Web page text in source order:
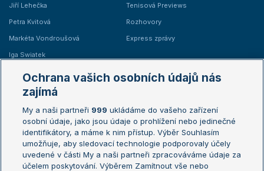
Jiří Lehečka
Petra Kvitová
Markéta Vondroušová
Iga Swiatek
Tenisová Previews
Rozhovory
Express zprávy
Žebříčky
Žebříček ATP (muži)
Žebříček WTA (ženy)
Sázkařský žebříček
Australian Open
French Open
Wimbledon
US Open
Ochrana vašich osobních údajů nás
zajímá
My a naši partneři 999 ukládáme do vašeho zařízení
osobní údaje, jako jsou údaje o prohlížení nebo jedinečné
identifikátory, a máme k nim přístup. Výběr Souhlasím
umožňuje, aby sledovací technologie podporovaly účely
uvedené v části My a naši partneři zpracováváme údaje za
účelem poskytování. Výběrem Zamítnout vše nebo